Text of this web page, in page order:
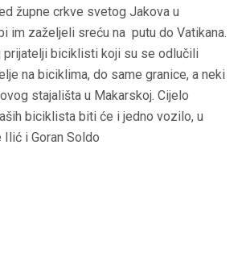
župne crkve svetog Jakova u
im zaželjeli sreću na putu do Vatikana.
prijatelji biciklisti koji su se odlučili
na biciklima, do same granice, a neki
stajališta u Makarskoj. Cijelo
biciklista biti će i jedno vozilo, u
i Goran Soldo